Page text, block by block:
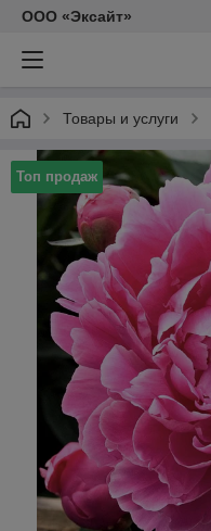
ООО «Эксайт»
Товары и услуги
Топ продаж